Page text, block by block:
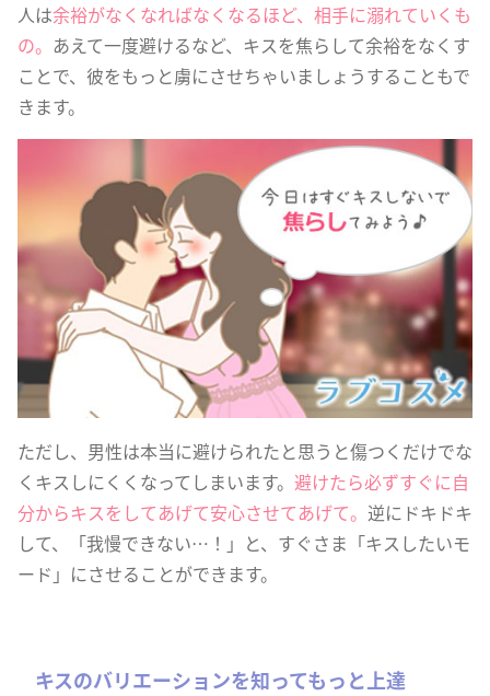
人は余裕がなくなればなくなるほど、相手に溺れていくも
の。 あえて一度避けるなど、キスを焦らして余裕をなくす
ことで、彼をもっと虜にさせちゃいましょうすることもで
きます。
ただし、男性は本当に避けられたと思うと傷つくだけでな
くキスしにくくなってしまいます。 避けたら必ずすぐに自
分からキスをしてあげて安心させてあげて。 逆にドキドキ
して、「我慢できない…！」と、すぐさま「キスしたいモ
ード」にさせることができます。
キスのバリエーションを知ってもっと上達